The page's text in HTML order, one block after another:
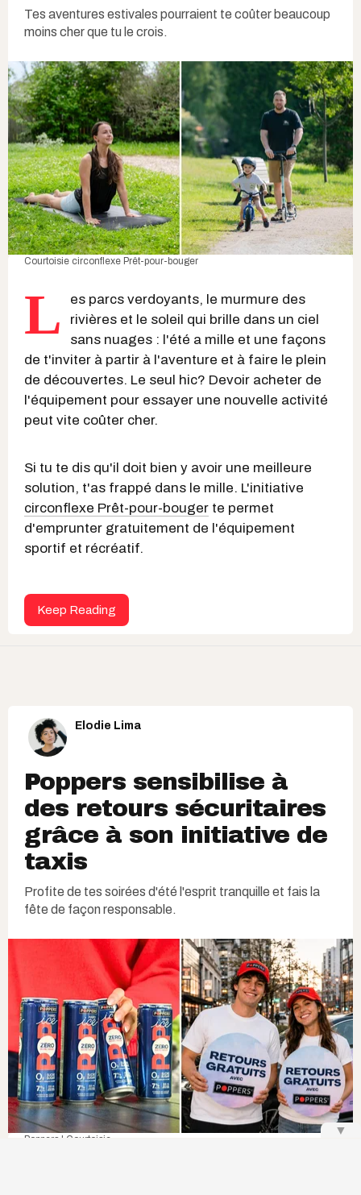
Tes aventures estivales pourraient te coûter beaucoup
moins cher que tu le crois.
Courtoisie circonflexe Prêt-pour-bouger
L
es parcs verdoyants, le murmure des
rivières et le soleil qui brille dans un ciel
sans nuages : l'été a mille et une façons
de t'inviter à partir à l'aventure et à faire le plein
de découvertes. Le seul hic? Devoir acheter de
l'équipement pour essayer une nouvelle activité
peut vite coûter cher.
Si tu te dis qu'il doit bien y avoir une meilleure
solution, t'as frappé dans le mille. L'initiative
circonflexe Prêt-pour-bouger te permet
d'emprunter gratuitement de l'équipement
sportif et récréatif.
Keep Reading
Elodie Lima
Poppers sensibilise à
des retours sécuritaires
grâce à son initiative de
taxis
Profite de tes soirées d'été l'esprit tranquille et fais la
fête de façon responsable.
Poppers | Courtoisie
▼